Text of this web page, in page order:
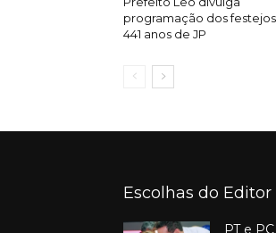
programação dos
441 anos de JP
Escolhas do Editor
PT e